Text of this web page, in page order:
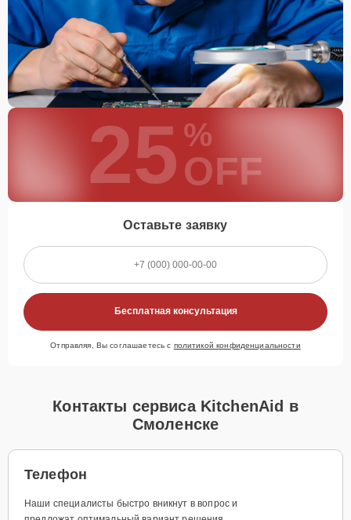
25 %
OFF
Оставьте заявку
Бесплатная консультация
Отправляя, Вы соглашаетесь с политикой конфиденциальности
Контакты сервиса KitchenAid в
Смоленске
Телефон
Наши специалисты быстро вникнут в вопрос и